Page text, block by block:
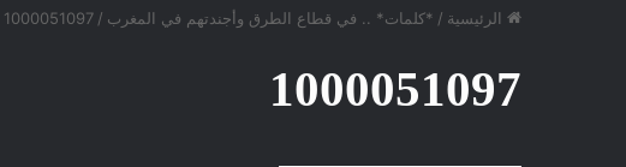
الرئيسية / *كلمات* .. في قطاع الطرق وأجندتهم في المغرب /
1000051097
1000051097